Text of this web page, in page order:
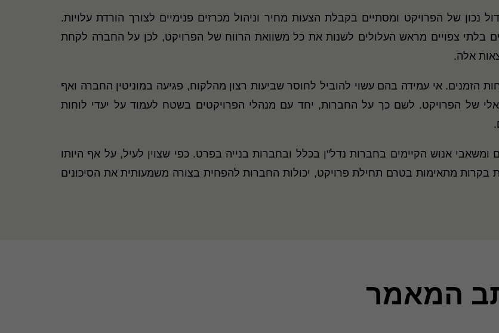
נכון של הפרויקט ומסתיים בקבלת הצעות מחיר וניהול מכרזים פנימיים לצורך הורדת עלויות.
בלתי צפויים מראש העלולים לשנות את כל משוואת הרווח של הפרויקט, לכן על החברה לקחת
אלה.
הזמנים. אי עמידה בהם עשוי להוביל לחוסר שביעות רצון מהלקוח, פגיעה במוניטין החברה ואף
של הפרויקט. לשם כך על החברות, יחד עם מנהלי הפרויקטים בשטח לעמוד על יעדי לוחות
ומשאבי אנוש הקיימים בחברות נדל"ן בכלל ובחברות בנייה בפרט. כפי שצוין לעיל, על אף היותו
בקרות מתאימות בטרם תחילת פרויקט, יכולות החברות להפחית בצורה משמעותית את הסיכונים
המאמר